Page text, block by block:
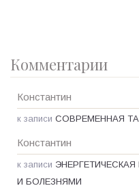
Комментарии
Константин
к записи СОВРЕМЕННАЯ
Константин
к записи
И БОЛЕЗНЯМИ